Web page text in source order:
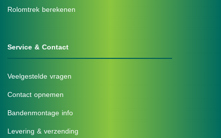
Rolomtrek berekenen
Service & Contact
Veelgestelde vragen
Contact opnemen
Bandenmontage info
Levering & verzending